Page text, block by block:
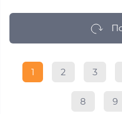
1 2 3
8 9